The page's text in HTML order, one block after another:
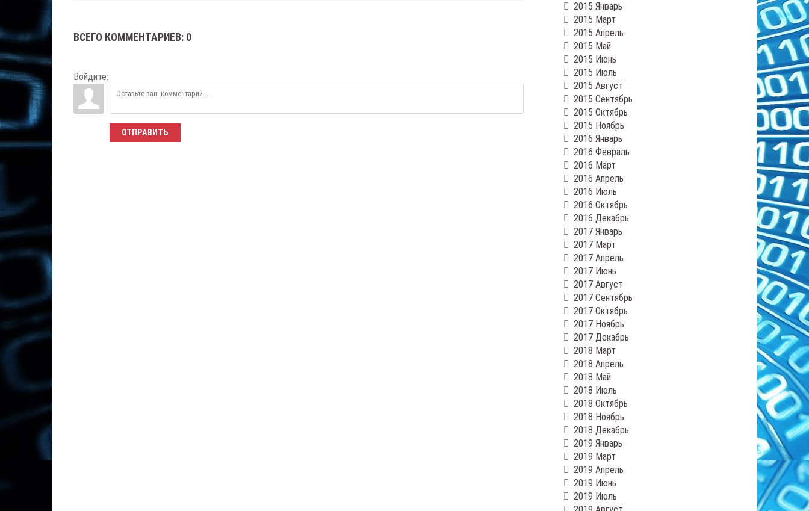
ВСЕГО КОММЕНТАРИЕВ: 0
Войдите:
ОТПРАВИТЬ
2015 Январь
2015 Март
2015 Апрель
2015 Май
2015 Июнь
2015 Июль
2015 Август
2015 Сентябрь
2015 Октябрь
2015 Ноябрь
2016 Январь
2016 Февраль
2016 Март
2016 Апрель
2016 Июль
2016 Октябрь
2016 Декабрь
2017 Январь
2017 Март
2017 Апрель
2017 Июнь
2017 Август
2017 Сентябрь
2017 Октябрь
2017 Ноябрь
2017 Декабрь
2018 Март
2018 Апрель
2018 Май
2018 Июль
2018 Октябрь
2018 Ноябрь
2018 Декабрь
2019 Январь
2019 Март
2019 Апрель
2019 Июнь
2019 Июль